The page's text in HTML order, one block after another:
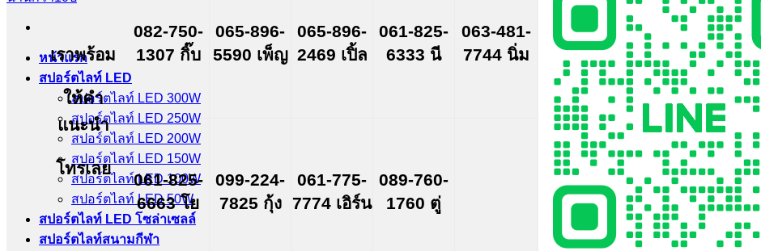
หน้าแรก
สปอร์ตไลท์ LED
สปอร์ตไลท์ LED 300W
สปอร์ตไลท์ LED 250W
สปอร์ตไลท์ LED 200W
สปอร์ตไลท์ LED 150W
สปอร์ตไลท์ LED 100W
สปอร์ตไลท์ LED 50W
สปอร์ตไลท์ LED โซล่าเซลล์
สปอร์ตไลท์สนามกีฬา
เราพร้อม
ให้คำ
แนะนำ
โทรเลย
082-750-
1307 กิ๊บ
065-896-
5590 เพ็ญ
065-896-
2469 เปิ้ล
061-825-
6333 นี
063-481-
7744 นิ่ม
061-825-
6663 โย
099-224-
7825 กุ้ง
061-775-
7774 เอิร์น
089-760-
1760 ตู่